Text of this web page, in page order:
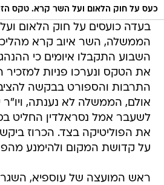
כעס על חוק הלאום ועל השר קרא. טקס
בעדה כועסים על חוק הלאום
הממשלה, השר איוב קרא
השבוע התקבלו איומים כי
את הטקס ונערכו פניות
התרבות והספורט בבקשה
אולם, הממשלה לא נענתה, ויו"ר
לשעבר אמל נסראלדין החליט
את הפוליטיקה בצד. הכרוז
על קדושת המקום ולהימנע
ראש המועצה של עוספיא,